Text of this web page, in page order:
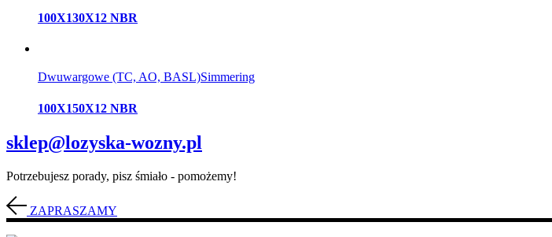
100X130X12 NBR
Dwuwargowe (TC, AO, BASL)Simmering
100X150X12 NBR
sklep@lozyska-wozny.pl
Potrzebujesz porady, pisz śmiało - pomożemy!
ZAPRASZAMY